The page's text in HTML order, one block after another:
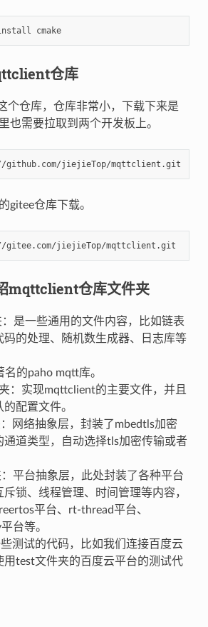
sudo apt-get -y install cmake
仓库
个仓库，仓库非常小，下载下来是
也需要拉取到两个开发板上。
gitee仓库下载。
mqttclient仓库文件夹
是一些通用的文件内容，比如链表
码的处理、随机数生成器、日志库等
的paho mqtt库。
：实现mqttclient的主要文件，并且
配置文件。
网络抽象层，封装了mbedtls加密
通道类型，自动选择tls加密传输或者
平台抽象层，此处封装了各种平台
锁、线程管理、时间管理等内容，
平台、rt-thread平台、
台等。
测试的代码，比如我们连接百度云
用test文件夹的百度云平台的测试代